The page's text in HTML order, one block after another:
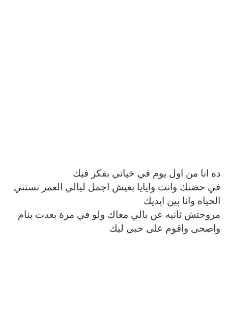
ده انا من اول يوم في خياتي بفكر فيك
في حضنك وانت وايايا بعيش اجمل ليالي العمر نستني
الحياه وانا بين ايديك
مروحتش ثانيه عن بالي معاك ولو في مرة بعدت بنام
واصحى واقوم على حبي ليك